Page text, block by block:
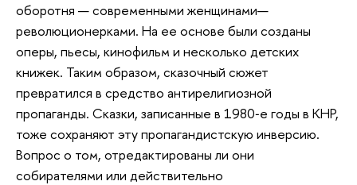
оборотня — современными женщинами—
революционерками. На ее основе были созданы
оперы, пьесы, кинофильм и несколько детских
книжек. Таким образом, сказочный сюжет
превратился в средство антирелигиозной
пропаганды. Сказки, записанные в 1980‑е годы в КНР,
тоже сохраняют эту пропагандистскую инверсию.
Вопрос о том, отредактированы ли они
собирателями или действительно